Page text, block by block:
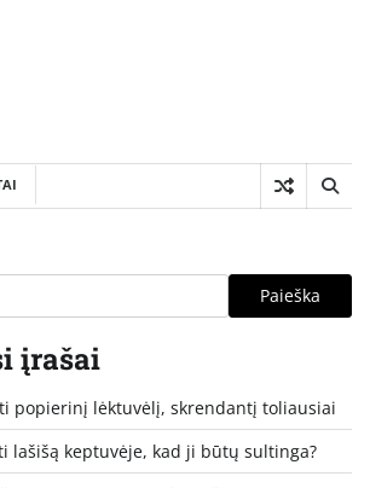
Paieška
įrašai
popierinį lėktuvėlį, skrendantį toliausiai
lašišą keptuvėje, kad ji būtų sultinga?